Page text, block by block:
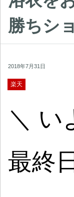
勝ちシ
2018年7月31日
楽天
＼ い
最終